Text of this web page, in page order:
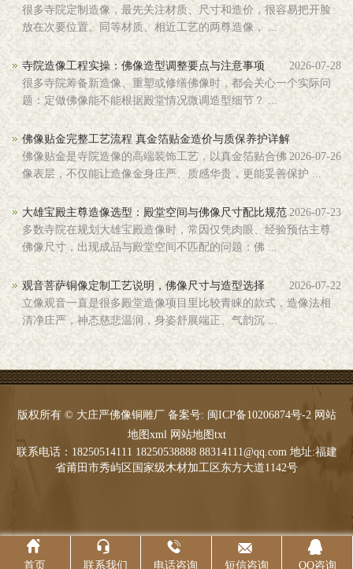
很多寺院定制造像，最先关注材质、尺寸和造价，很容易把开脸
放在次要位置。同等材质、相近工艺的两尊造像， ...
寺院造像工程实操：佛像造型调整要点与注意事项
2026-07-28
很多寺院筹备新造像、重塑或修缮佛像时，都会关心一个实际问
题：定做佛像能不能根据殿堂情况微调造型细节？ ...
佛像贴金完整工艺流程 真金箔贴金造价与质保养护详解
2026-07-26
佛像贴金是寺院造像的高端装饰工艺，以真金箔贴合佛
像表层，不仅能让造像金身庄严、质感华贵，更能妥善保护 ...
大雄宝殿主尊造像选型：殿堂空间与佛像尺寸配比规范 2026-07-23
多数寺院在规划大雄宝殿造像时，常因仅凭肉眼、经验预估主尊
佛像尺寸，出现成品与殿堂空间不匹配的问题：佛 ...
观音菩萨铜像定制工艺说明，佛像尺寸与造型选择
2026-07-22
立像观音一直是很多殿堂造像项目里比较青睐的款式，造像法相
清净庄严，神态慈悲温润，身姿舒展端正、气韵沉 ...
版权所有 © 大庄严佛像铜雕厂 备案号: 闽ICP备10206874号-2 网站
地图xml 网站地图txt
联系电话：18250514111 18250538888 88314111@qq.com 地址:福建
省莆田市秀屿区国家级木材加工区东方大道1142号

首页

联系我们

电话咨询

短信咨询

QQ咨询